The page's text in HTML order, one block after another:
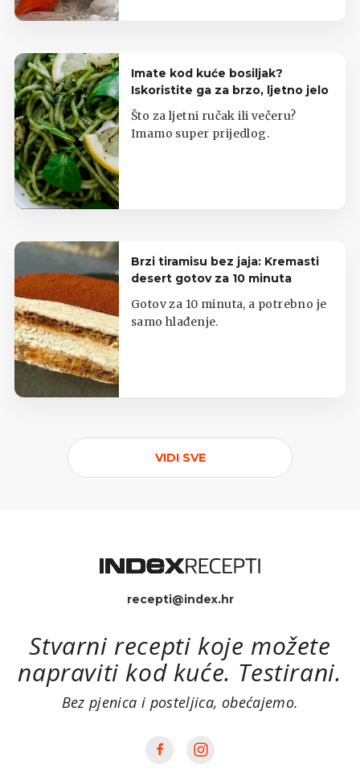
Imate kod kuće bosiljak?
Iskoristite ga za brzo, ljetno jelo
Što za ljetni ručak ili večeru?
Imamo super prijedlog.
Brzi tiramisu bez jaja: Kremasti
desert gotov za 10 minuta
Gotov za 10 minuta, a potrebno je
samo hlađenje.
VIDI SVE
recepti@index.hr
Stvarni recepti koje možete
napraviti kod kuće. Testirani.
Bez pjenica i posteljica, obećajemo.